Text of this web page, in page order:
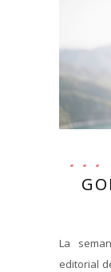
La
editorial